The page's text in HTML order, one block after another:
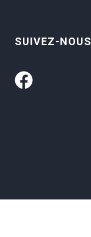
SUIVEZ-NOUS